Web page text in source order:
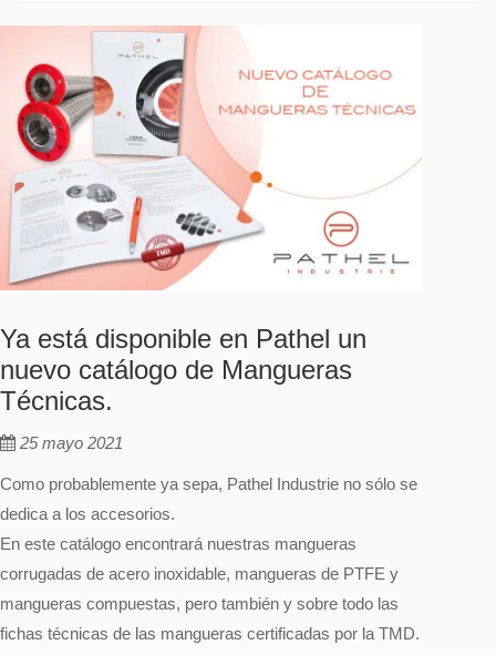
Ya está disponible en Pathel un
nuevo catálogo de Mangueras
Técnicas.
25 mayo 2021
Como probablemente ya sepa, Pathel Industrie no sólo se
dedica a los accesorios.
En este catálogo encontrará nuestras mangueras
corrugadas de acero inoxidable, mangueras de PTFE y
mangueras compuestas, pero también y sobre todo las
fichas técnicas de las mangueras certificadas por la TMD.